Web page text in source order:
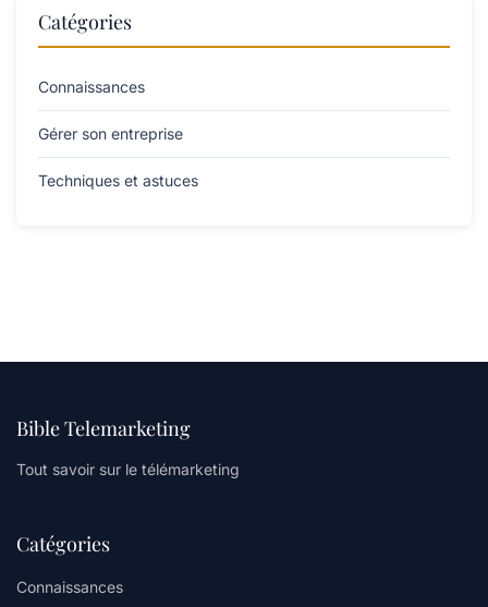
Catégories
Connaissances
Gérer son entreprise
Techniques et astuces
Bible Telemarketing
Tout savoir sur le télémarketing
Catégories
Connaissances